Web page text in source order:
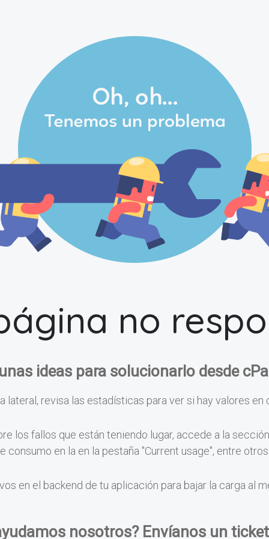
no
ideas para solucionarlo desde
lateral, revisa las estadísticas para ver si hay valores en
los fallos que están teniendo lugar, accede a la
consumo en la en la pestaña "Current usage", entre
en el backend de tu aplicación para bajar la carga al
nosotros? Envíanos un